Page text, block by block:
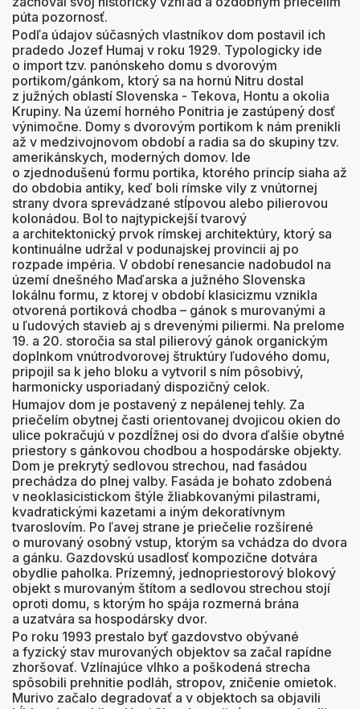
púta pozornosť.
Podľa údajov súčasných vlastníkov dom postavil ich
pradedo Jozef Humaj v roku 1929. Typologicky ide
o import tzv. panónskeho domu s dvorovým
portikom/gánkom, ktorý sa na hornú Nitru dostal
z južných oblastí Slovenska - Tekova, Hontu a okolia
Krupiny. Na území horného Ponitria je zastúpený dosť
výnimočne. Domy s dvorovým portikom k nám prenikli
až v medzivojnovom období a radia sa do skupiny tzv.
amerikánskych, moderných domov. Ide
o zjednodušenú formu portika, ktorého princíp siaha až
do obdobia antiky, keď boli rímske vily z vnútornej
strany dvora sprevádzané stĺpovou alebo pilierovou
kolonádou. Bol to najtypickejší tvarový
a architektonický prvok rímskej architektúry, ktorý sa
kontinuálne udržal v podunajskej provincii aj po
rozpade impéria. V období renesancie nadobudol na
území dnešného Maďarska a južného Slovenska
lokálnu formu, z ktorej v období klasicizmu vznikla
otvorená portiková chodba – gánok s murovanými a
u ľudových stavieb aj s drevenými piliermi. Na prelome
19. a 20. storočia sa stal pilierový gánok organickým
doplnkom vnútrodvorovej štruktúry ľudového domu,
pripojil sa k jeho bloku a vytvoril s ním pôsobivý,
harmonicky usporiadaný dispozičný celok.
Humajov dom je postavený z nepálenej tehly. Za
priečelím obytnej časti orientovanej dvojicou okien do
ulice pokračujú v pozdĺžnej osi do dvora ďalšie obytné
priestory s gánkovou chodbou a hospodárske objekty.
Dom je prekrytý sedlovou strechou, nad fasádou
prechádza do plnej valby. Fasáda je bohato zdobená
v neoklasicistickom štýle žliabkovanými pilastrami,
kvadratickými kazetami a iným dekoratívnym
tvaroslovím. Po ľavej strane je priečelie rozšírené
o murovaný osobný vstup, ktorým sa vchádza do dvora
a gánku. Gazdovskú usadlosť kompozične dotvára
obydlie paholka. Prízemný, jednopriestorový blokový
objekt s murovaným štítom a sedlovou strechou stojí
oproti domu, s ktorým ho spája rozmerná brána
a uzatvára sa hospodársky dvor.
Po roku 1993 prestalo byť gazdovstvo obývané
a fyzický stav murovaných objektov sa začal rapídne
zhoršovať. Vzlínajúce vlhko a poškodená strecha
spôsobili prehnitie podláh, stropov, zničenie omietok.
Murivo začalo degradovať a v objektoch sa objavili